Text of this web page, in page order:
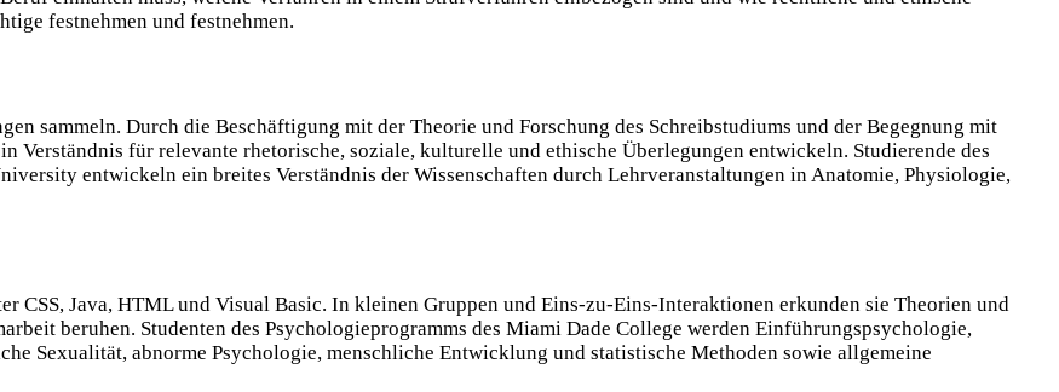
festnehmen und festnehmen.
sammeln. Durch die Beschäftigung mit der Theorie und Forschung des Schreibstudiums und der Begegnung mit
Verständnis für relevante rhetorische, soziale, kulturelle und ethische Überlegungen entwickeln. Studierende des
entwickeln ein breites Verständnis der Wissenschaften durch Lehrveranstaltungen in Anatomie, Physiologie,
CSS, Java, HTML und Visual Basic. In kleinen Gruppen und Eins-zu-Eins-Interaktionen erkunden sie Theorien und
beruhen. Studenten des Psychologieprogramms des Miami Dade College werden Einführungspsychologie,
Sexualität, abnorme Psychologie, menschliche Entwicklung und statistische Methoden sowie allgemeine